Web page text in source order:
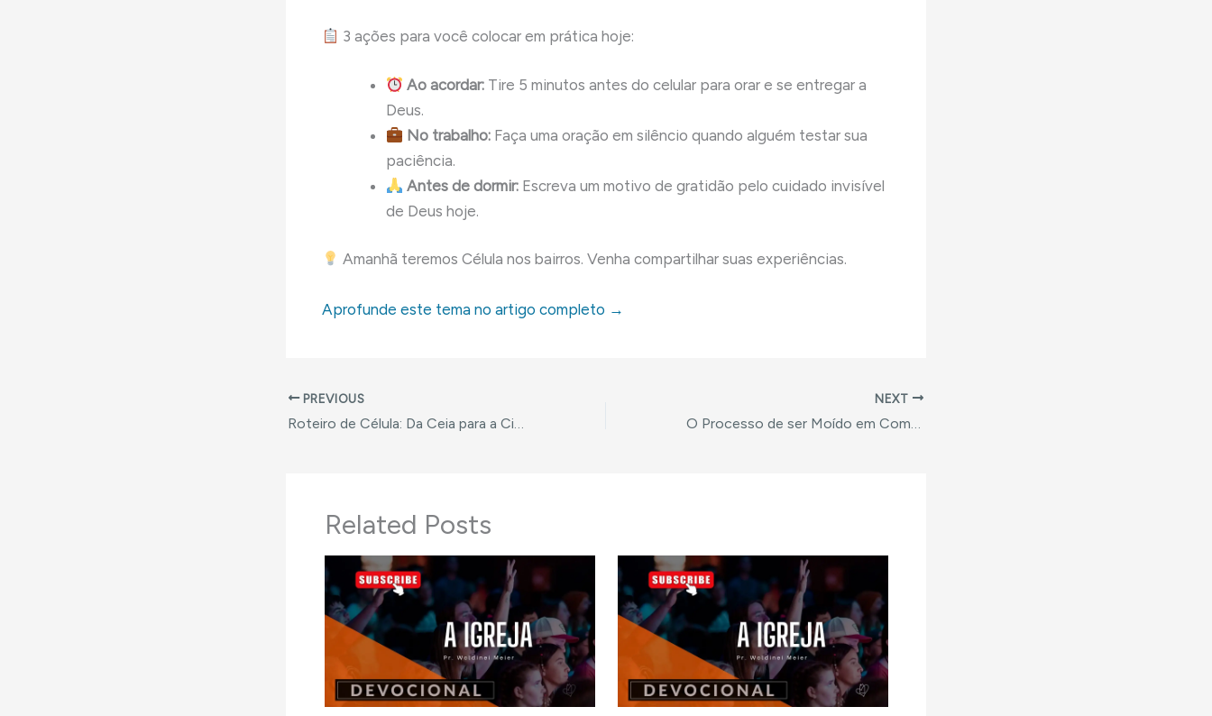
3 ações para você colocar em prática hoje:
Ao acordar: Tire 5 minutos antes do celular para orar e se entregar a
Deus.
No trabalho: Faça uma oração em silêncio quando alguém testar sua
paciência.
Antes de dormir: Escreva um motivo de gratidão pelo cuidado invisível
de Deus hoje.
Amanhã teremos Célula nos bairros. Venha compartilhar suas experiências.
Aprofunde este tema no artigo completo →
PREVIOUS
Roteiro de Célula: Da Ceia para a Cidade: Como Deus usa as Diferenças para nos Moldar
NEXT
O Processo de ser Moído em Comunidade
Related Posts